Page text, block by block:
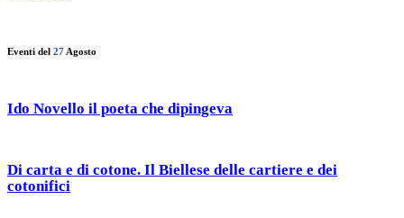
Eventi del 27 Agosto
Ido Novello il poeta che dipingeva
Di carta e di cotone. Il Biellese delle cartiere e dei
cotonifici